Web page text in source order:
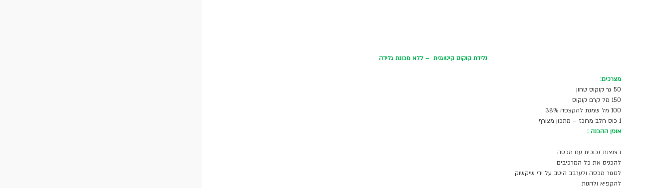
גלידת קוקוס קיטוגנית  – ללא מכונת גלידה
מצרכים:
50 גר קוקוס טחון
150 מל קרם קוקוס
100 מל שמנת להקצפה 38%
1 כוס חלב מרוכז – מתכון מצורף
אופן ההכנה :
בצנצנת זכוכית עם מכסה
להכניס את כל המרכיבים
לסגור מכסה ולערבב היטב על ידי שיקשוק
להקפיא ולהנות